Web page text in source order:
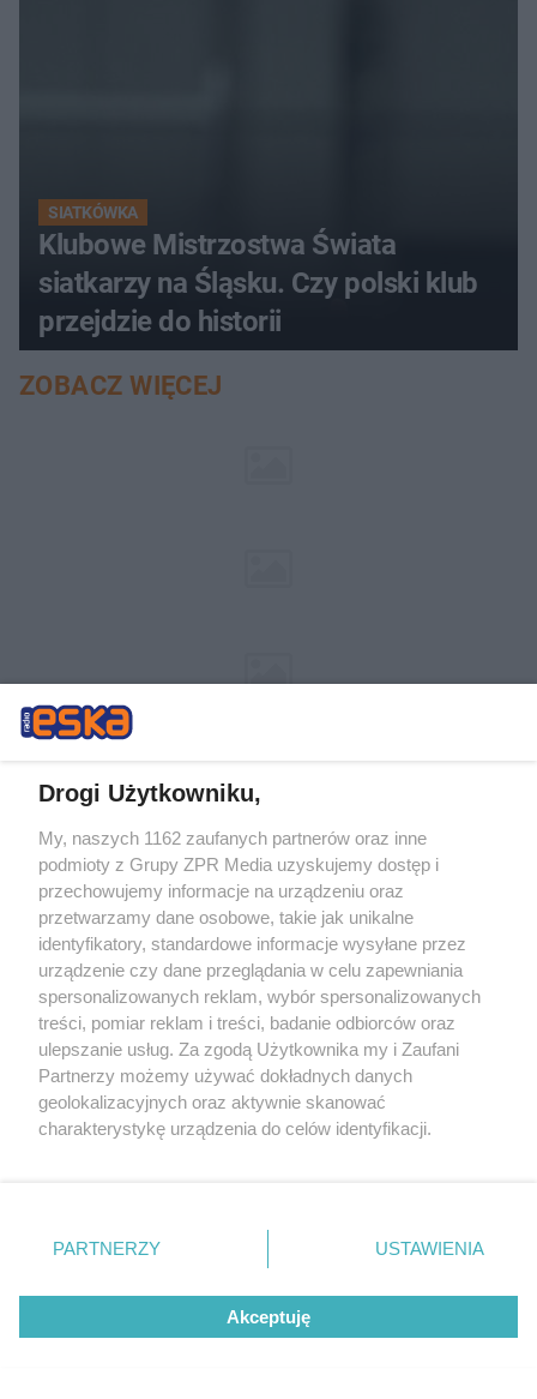
SIATKÓWKA
Klubowe Mistrzostwa Świata
siatkarzy na Śląsku. Czy polski klub
przejdzie do historii
ZOBACZ WIĘCEJ
Żaden utwór zamieszczony w serwisie nie może być powielany i
rozpowszechniany lub dalej rozpowszechniany w jakikolwiek sposób (w
tym także elektroniczny lub mechaniczny) na jakimkolwiek polu
eksploatacji w jakiejkolwiek formie, włącznie z umieszczaniem w
Drogi Użytkowniku,
My, naszych 1162 zaufanych partnerów oraz inne
podmioty z Grupy ZPR Media uzyskujemy dostęp i
przechowujemy informacje na urządzeniu oraz
przetwarzamy dane osobowe, takie jak unikalne
identyfikatory, standardowe informacje wysyłane przez
urządzenie czy dane przeglądania w celu zapewniania
spersonalizowanych reklam, wybór spersonalizowanych
treści, pomiar reklam i treści, badanie odbiorców oraz
ulepszanie usług. Za zgodą Użytkownika my i Zaufani
Partnerzy możemy używać dokładnych danych
geolokalizacyjnych oraz aktywnie skanować
charakterystykę urządzenia do celów identyfikacji.
zmienić/wycofać klikając przycisk ustawień prywatności
znajdujący się w lewym dolnym rogu strony
rodzaje przetwarzania danych nie wymagają zgody
użytkownika, ale masz prawo sprzeciwić się takiemu
przetwarzaniu. Preferencje będą miały zastosowanie tylko
PARTNERZY USTAWIENIA
Akceptuję